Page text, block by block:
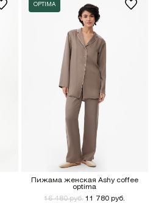
OPTIMA
Пижама женская Ashy coffee
optima
16 480 руб. 11 780 руб.